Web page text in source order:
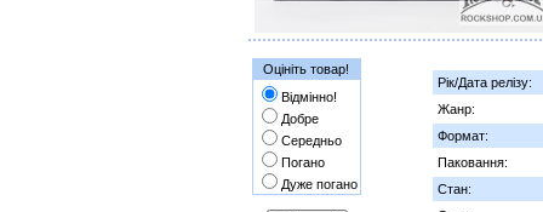
Оцініть товар!
Відмінно!
Добре
Середньо
Погано
Дуже погано
Рік/Дата релізу:
Жанр:
Формат:
Паковання:
Стан: